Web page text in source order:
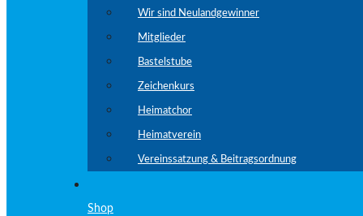
Wir sind Neulandgewinner
Mitglieder
Bastelstube
Zeichenkurs
Heimatchor
Heimatverein
Vereinssatzung & Beitragsordnung
Shop